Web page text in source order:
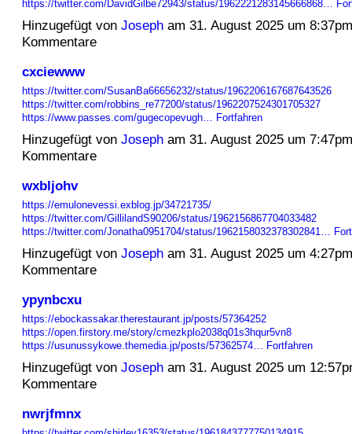
https://twitter.com/DavidGilbe72943/status/1962221283145666868…
Hinzugefügt von Josepham 31. August 2025 um
Kommentare
cxciewww
https://twitter.com/SusanBa66656232/status/1962206167687643526
https://twitter.com/robbins_re77200/status/1962207524301705327
https://www.passes.com/gugecopevugh…
Fortfahren
Hinzugefügt von Josepham 31. August 2025 um
Kommentare
wxbljohv
https://emulonevessi.exblog.jp/34721735/
https://twitter.com/GillilandS90206/status/1962156867704033482
https://twitter.com/Jonatha0951704/status/1962158032378302841…
Hinzugefügt von Josepham 31. August 2025 um
Kommentare
ypynbcxu
https://ebockassakar.therestaurant.jp/posts/57364252
https://open.firstory.me/story/cmezkplo2038q01s3hqur5vn8
https://usunussykowe.themedia.jp/posts/57362574…
Fortfahren
Hinzugefügt von Josepham 31. August 2025 um
Kommentare
nwrjfmnx